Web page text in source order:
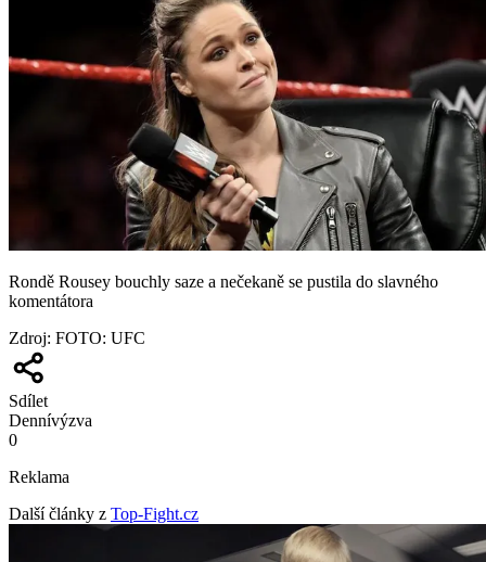
Rondě Rousey bouchly saze a nečekaně se pustila do slavného
komentátora
Zdroj: FOTO: UFC
Sdílet
Dennívýzva
0
Reklama
Další články z Top-Fight.cz